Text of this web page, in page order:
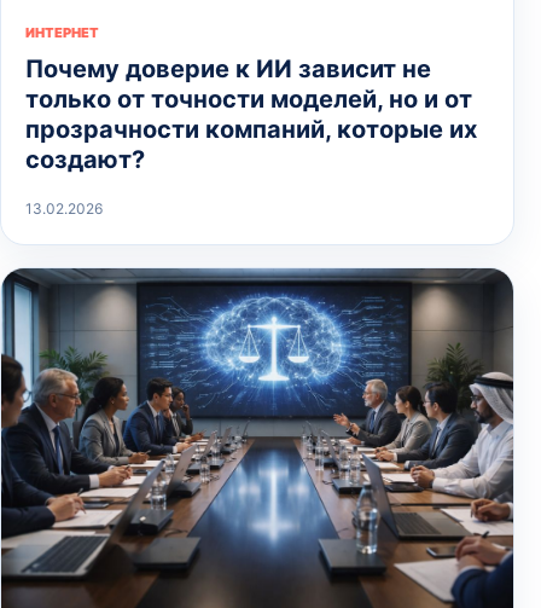
ИНТЕРНЕТ
Почему доверие к ИИ зависит не
только от точности моделей, но и от
прозрачности компаний, которые их
создают?
13.02.2026